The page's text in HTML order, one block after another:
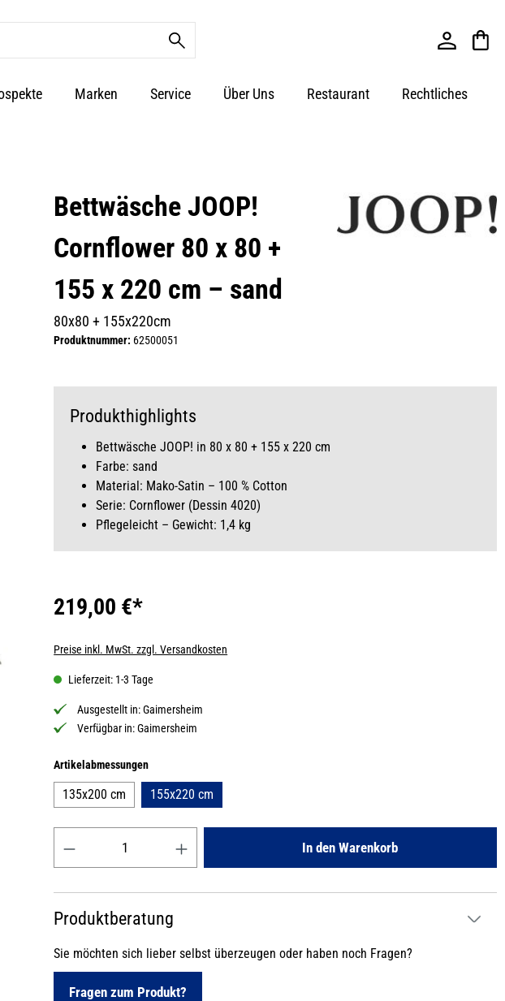
Marken Service Über Uns Restaurant Rechtliches
Bettwäsche JOOP!
Cornflower 80 x 80 +
155 x 220 cm – sand
80x80 + 155x220cm
Produktnummer: 62500051
Produkthighlights
Bettwäsche JOOP! in 80 x 80 + 155 x 220 cm
Farbe: sand
Material: Mako-Satin – 100 % Cotton
Serie: Cornflower (Dessin 4020)
Pflegeleicht – Gewicht: 1,4 kg
219,00 €*
Preise inkl. MwSt. zzgl. Versandkosten
Lieferzeit: 1-3 Tage
Ausgestellt in:Gaimersheim
Verfügbar in:Gaimersheim
Artikelabmessungenauswählen
135x200 cm 155x220 cm
In den Warenkorb
Produktberatung
Sie möchten sich lieber selbst überzeugen oder haben noch Fragen?
Fragen zum Produkt?